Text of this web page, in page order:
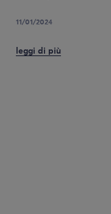
11/01/2024
leggi di più